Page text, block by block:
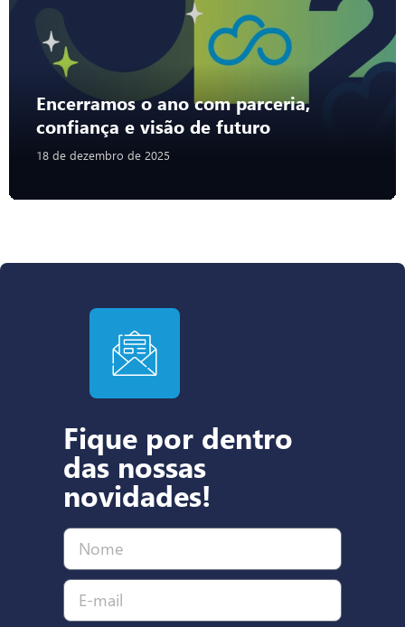
Encerramos o ano com parceria,
confiança e visão de futuro
18 de dezembro de 2025
Fique por dentro
das nossas
novidades!